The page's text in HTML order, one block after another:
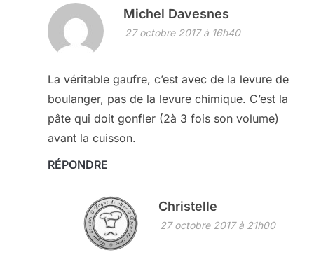
Michel Davesnes
27 octobre 2017 à 16h40
La véritable gaufre, c’est avec de la levure de
boulanger, pas de la levure chimique. C’est la
pâte qui doit gonfler (2à 3 fois son volume)
avant la cuisson.
RÉPONDRE
Christelle
27 octobre 2017 à 21h00